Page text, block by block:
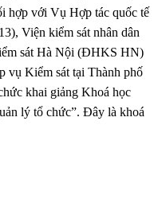
hợp với Vụ Hợp tác quốc tế
Viện kiểm sát nhân dân
sát Hà Nội (ĐHKS HN)
vụ Kiểm sát tại Thành phố
khai giảng Khoá học
lý tổ chức”. Đây là khoá